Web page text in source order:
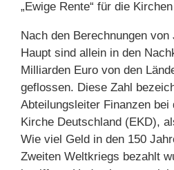
„Ewige Rente“ für die
Nach den Berechnungen
Haupt sind allein in den
Milliarden Euro von den
geflossen. Diese Zahl
Abteilungsleiter Finanzen bei
Kirche Deutschland (EKD),
Wie viel Geld in den 150
Zweiten Weltkriegs bezahlt